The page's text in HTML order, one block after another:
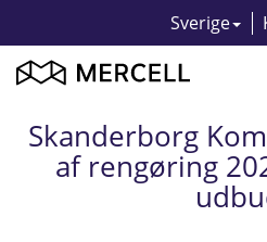
Sverige
Skanderborg
af rengøring